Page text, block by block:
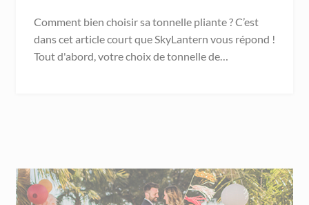
Comment bien choisir sa tonnelle pliante ? C’est
dans cet article court que SkyLantern vous répond !
Tout d'abord, votre choix de tonnelle de…